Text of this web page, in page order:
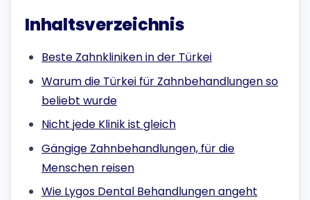
Inhaltsverzeichnis
Beste Zahnkliniken in der Türkei
Warum die Türkei für Zahnbehandlungen so
beliebt wurde
Nicht jede Klinik ist gleich
Gängige Zahnbehandlungen, für die
Menschen reisen
Wie Lygos Dental Behandlungen angeht